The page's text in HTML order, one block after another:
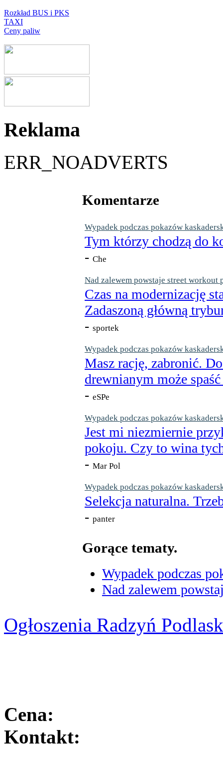
Rozkład BUS i PKS
TAXI
Ceny paliw
Reklama
ERR_NOADVERTS
Komentarze
Wypadek podczas pokazów
Tym którzy chodzą do
- Che
Nad zalewem powstaje street workout
Czas na modernizację
Zadaszoną główną
- sportek
Wypadek podczas pokazów
Masz rację, zabronić.
drewnianym może
- eSPe
Wypadek podczas pokazów
Jest mi niezmiernie
pokoju. Czy to wina
- Mar Pol
Wypadek podczas pokazów
Selekcja naturalna.
- panter
Gorące tematy.
Wypadek podczas
Nad zalewem
Ogłoszenia Radzyń
Cena:
Kontakt: